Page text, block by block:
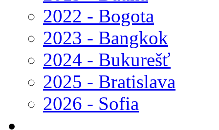
2022 - Bogota
2023 - Bangkok
2024 - Bukurešť
2025 - Bratislava
2026 - Sofia